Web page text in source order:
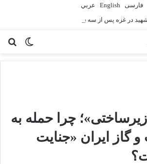
فارسی English
عربي
تغییر
چرا حمله به
گاز ایران «جنایت